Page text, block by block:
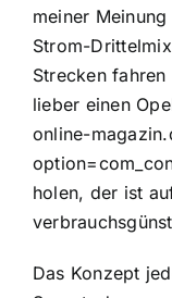
meiner
Strom-
Strecken
lieber einen
online-
holen, der ist
Das Konzept